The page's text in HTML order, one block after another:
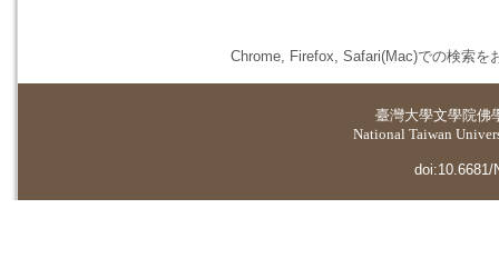
Chrome, Firefox, Safari(Mac)での検索を
臺灣大學文學院佛
National Taiwan
doi:10.6681/